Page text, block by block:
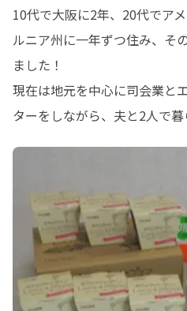
10代で大阪に2年、20代でア
ルニア州に一年ずつ住み、そ
ました！
現在は地元を中心に司会業と
ターをしながら、夫と2人で暮